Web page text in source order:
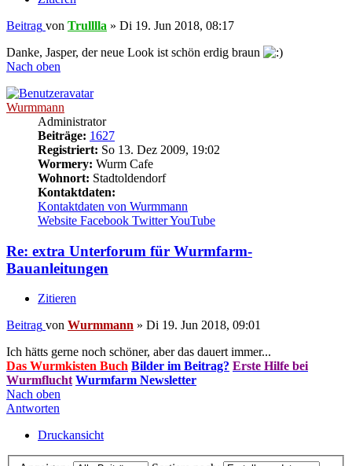
Beitrag von Trulllla » Di 19. Jun 2018, 08:17
Danke, Jasper, der neue Look ist schön erdig braun
Nach oben
Wurmmann
Administrator
Beiträge: 1627
Registriert: So 13. Dez 2009, 19:02
Wormery: Wurm Cafe
Wohnort: Stadtoldendorf
Kontaktdaten:
Kontaktdaten von Wurmmann
Website Facebook TwitterYouTube
Re: extra Unterforum für Wurmfarm-
Bauanleitungen
Zitieren
Beitrag von Wurmmann » Di 19. Jun 2018, 09:01
Ich hätts gerne noch schöner, aber das dauert immer...
Das Wurmkisten Buch Bilder im Beitrag? Erste Hilfe bei
Wurmflucht Wurmfarm Newsletter
Nach oben
Antworten
Druckansicht